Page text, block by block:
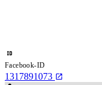
Facebook-ID
1317891073